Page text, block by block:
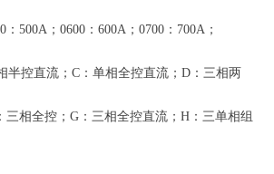
：500A；0600：600A；0700：700A；
半控直流；C：单相全控直流；D：三相两
三相全控；G：三相全控直流；H：三单相组